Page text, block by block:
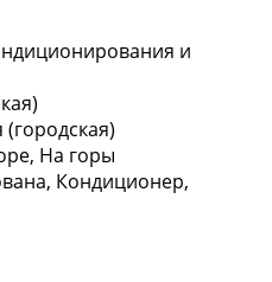
и
На горы
Кондиционер,